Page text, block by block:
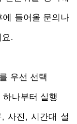
에 들어올 문의나
.
우선 선택
나부터 실행
사진, 시간대 설